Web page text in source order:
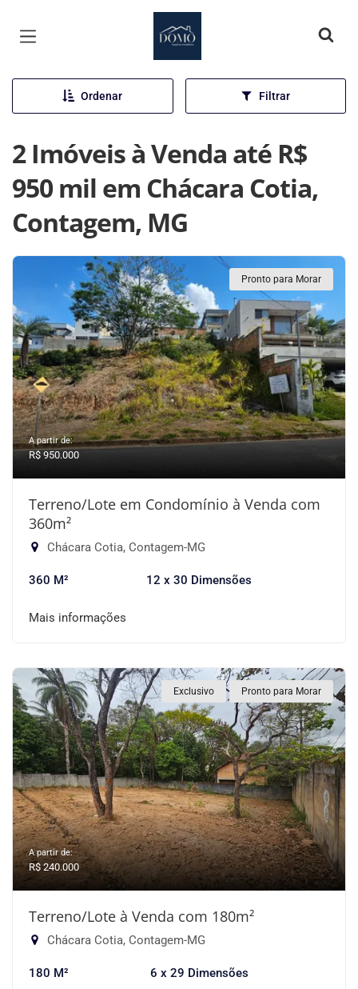
Página inicial
Ordenar Filtrar
2 Imóveis à Venda até R$
950 mil em Chácara Cotia,
Contagem, MG
Pronto para Morar
A partir de:
R$ 950.000
Terreno/Lote em Condomínio à Venda com
360m²
Chácara Cotia, Contagem-MG
360 M² 12 x 30 Dimensões
Mais informações
Exclusivo Pronto para Morar
A partir de:
R$ 240.000
Terreno/Lote à Venda com 180m²
Chácara Cotia, Contagem-MG
180 M² 6 x 29 Dimensões